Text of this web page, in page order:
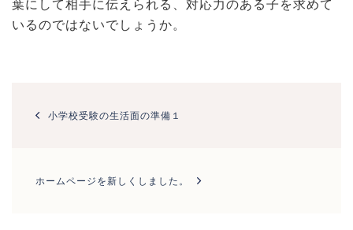
葉にして相手に伝えられる、対応力のある子を求めて
いるのではないでしょうか。
小学校受験の生活面の準備１
ホームページを新しくしました。